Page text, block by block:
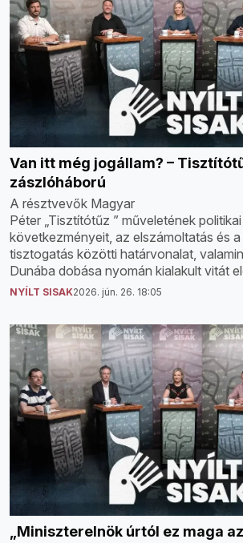
Van itt még jogállam? –
zászlóháború
A résztvevők Magyar
Péter „Tisztítótűz ” műveletének
következményeit, az elszámoltatás és a
tisztogatás közötti határvonalat,
Dunába dobása nyomán kialakult vitát
NYÍLT SISAK2026. jún. 26. 18:05
„Miniszterelnök úrtól ez maga